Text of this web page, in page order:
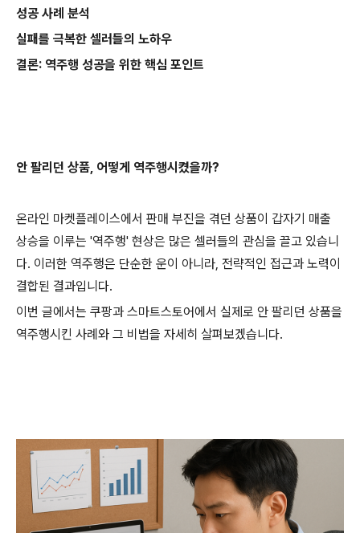
성공 사례 분석
실패를 극복한 셀러들의 노하우
결론: 역주행 성공을 위한 핵심 포인트
안 팔리던 상품, 어떻게 역주행시켰을까?
온라인 마켓플레이스에서 판매 부진을 겪던 상품이 갑자기 매출
상승을 이루는 '역주행' 현상은 많은 셀러들의 관심을 끌고 있습니
다. 이러한 역주행은 단순한 운이 아니라, 전략적인 접근과 노력이
결합된 결과입니다.
이번 글에서는 쿠팡과 스마트스토어에서 실제로 안 팔리던 상품을
역주행시킨 사례와 그 비법을 자세히 살펴보겠습니다.